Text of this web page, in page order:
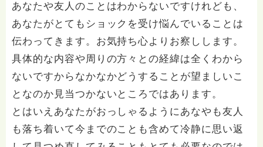
あなたや友人のことはわからないですけれども、
あなたがとてもショックを受け悩んでいることは
伝わってきます。お気持ち心よりお察しします。
具体的な内容や周りの方々との経緯は全くわから
ないですからなかなかどうすることが望ましいこ
となのか見当つかないところではあります。
とはいえあなたがおっしゃるようにあなやも友人
も落ち着いて今までのことも含めて冷静に思い返